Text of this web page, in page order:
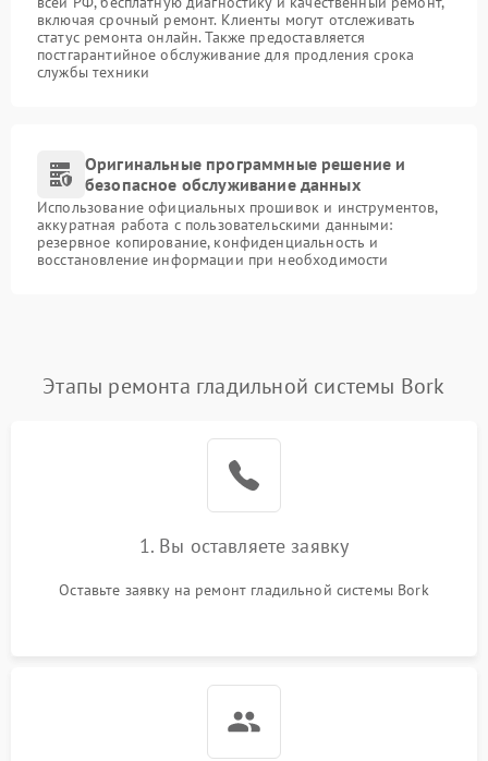
включая срочный ремонт. Клиенты могут отслеживать
статус ремонта онлайн. Также предоставляется
постгарантийное обслуживание для продления срока
службы техники
Оригинальные программные решение и
безопасное обслуживание данных
Использование официальных прошивок и инструментов,
аккуратная работа с пользовательскими данными:
резервное копирование, конфиденциальность и
восстановление информации при необходимости
Этапы ремонта гладильной системы Bork
1. Вы оставляете заявку
Оставьте заявку на ремонт гладильной системы Bork